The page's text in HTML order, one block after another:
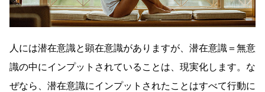
人には潜在意識と顕在意識がありますが、潜在意識＝無意
識の中にインプットされていることは、現実化します。な
ぜなら、潜在意識にインプットされたことはすべて行動に